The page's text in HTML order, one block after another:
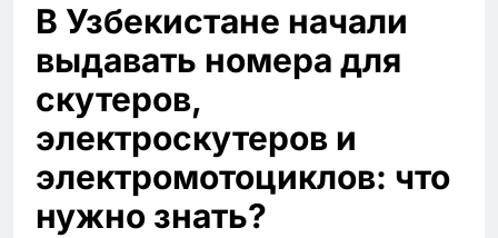
В Узбекистане начали
выдавать номера для
скутеров,
электроскутеров и
электромотоциклов: что
нужно знать?